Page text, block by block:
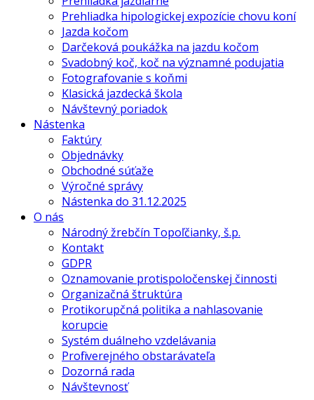
Prehliadka hipologickej expozície chovu koní
Jazda kočom
Darčeková poukážka na jazdu kočom
Svadobný koč, koč na významné podujatia
Fotografovanie s koňmi
Klasická jazdecká škola
Návštevný poriadok
Nástenka
Faktúry
Objednávky
Obchodné súťaže
Výročné správy
Nástenka do 31.12.2025
O nás
Národný žrebčín Topoľčianky, š.p.
Kontakt
GDPR
Oznamovanie protispoločenskej činnosti
Organizačná štruktúra
Protikorupčná politika a nahlasovanie
korupcie
Systém duálneho vzdelávania
Profil verejného obstarávateľa
Dozorná rada
Návštevnosť